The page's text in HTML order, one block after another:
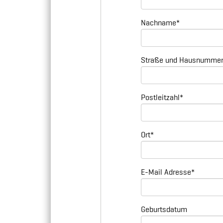
Nachname*
Straße und Hausnummer
Postleitzahl*
Ort*
E-Mail Adresse*
Geburtsdatum